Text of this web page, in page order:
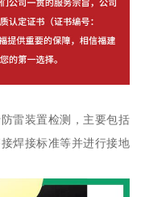
雷装置检测，主要包括
焊接标准等并进行接地